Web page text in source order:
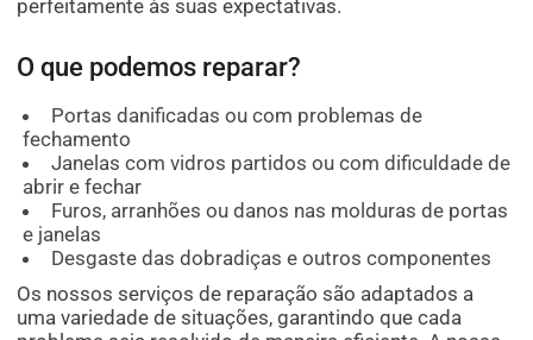
perfeitamente às suas expectativas.
O que podemos reparar?
Portas danificadas ou com problemas de
fechamento
Janelas com vidros partidos ou com dificuldade de
abrir e fechar
Furos, arranhões ou danos nas molduras de portas
e janelas
Desgaste das dobradiças e outros componentes
Os nossos serviços de reparação são adaptados a
uma variedade de situações, garantindo que cada